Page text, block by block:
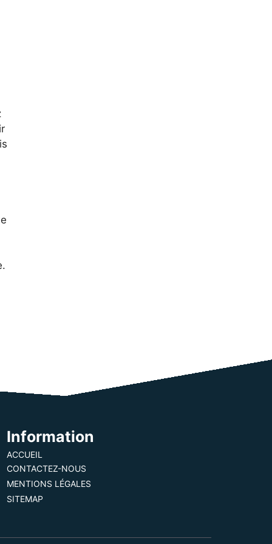
Information
ACCUEIL
CONTACTEZ-NOUS
MENTIONS LÉGALES
SITEMAP